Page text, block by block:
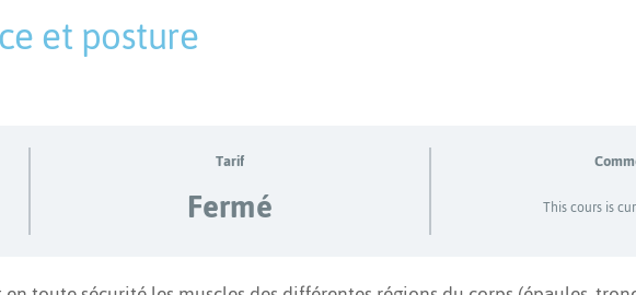
et posture
Tarif
Fermé This cours is